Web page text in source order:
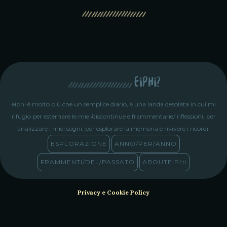
eiphi?
eiphi è molto più che un semplice diario, è una landa desolata in cui mi
rifugio per esternare le mie /discontinue e frammentarie/ riflessioni, per
analizzare i miei sogni, per esplorare la memoria e rivivere i ricordi.
ESPLORAZIONE
ANNO/PER/ANNO
FRAMMENTI/DEL/PASSATO ABOUTEIPHI
Privacy e Cookie Policy